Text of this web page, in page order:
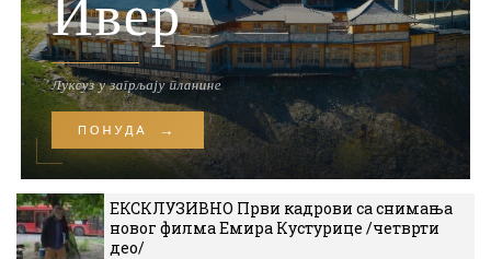
ЕКСКЛУЗИВНО Први кадрови са снимања
новог филма Емира Кустурице /четврти
део/